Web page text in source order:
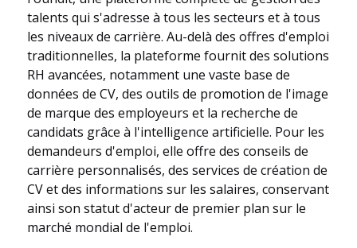
talents qui s'adresse à tous les secteurs et à tous
les niveaux de carrière. Au-delà des offres d'emploi
traditionnelles, la plateforme fournit des solutions
RH avancées, notamment une vaste base de
données de CV, des outils de promotion de l'image
de marque des employeurs et la recherche de
candidats grâce à l'intelligence artificielle. Pour les
demandeurs d'emploi, elle offre des conseils de
carrière personnalisés, des services de création de
CV et des informations sur les salaires, conservant
ainsi son statut d'acteur de premier plan sur le
marché mondial de l'emploi.